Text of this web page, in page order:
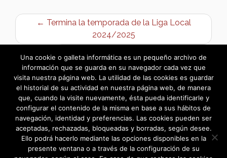
← Termina la temporada de la Liga Local
2024/2025
Actividades Deportivas 2025/2026 →
Una cookie o galleta informática es un pequeño archivo de
información que se guarda en su navegador cada vez que
visita nuestra página web. La utilidad de las cookies es guardar
el historial de su actividad en nuestra página web, de manera
que, cuando la visite nuevamente, ésta pueda identificarle y
configurar el contenido de la misma en base a sus hábitos de
navegación, identidad y preferencias. Las cookies pueden ser
aceptadas, rechazadas, bloqueadas y borradas, según desee.
Ello podrá hacerlo mediante las opciones disponibles en la
presente ventana o a través de la configuración de su